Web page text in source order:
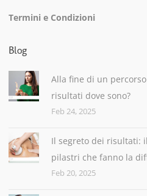
Termini e Condizioni
Blog
Alla fine di un
risultati dove sono?
Feb 24, 2025
Il segreto dei risultati:
pilastri che fanno la
Feb 20, 2025